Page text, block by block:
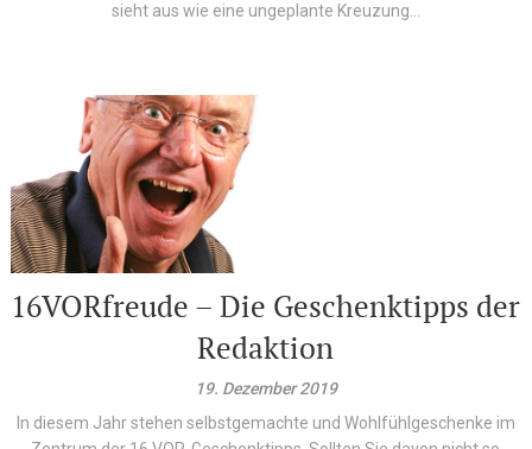
sieht aus wie eine ungeplante Kreuzung...
16VORfreude – Die Geschenktipps der
Redaktion
19. Dezember 2019
In diesem Jahr stehen selbstgemachte und Wohlfühlgeschenke im